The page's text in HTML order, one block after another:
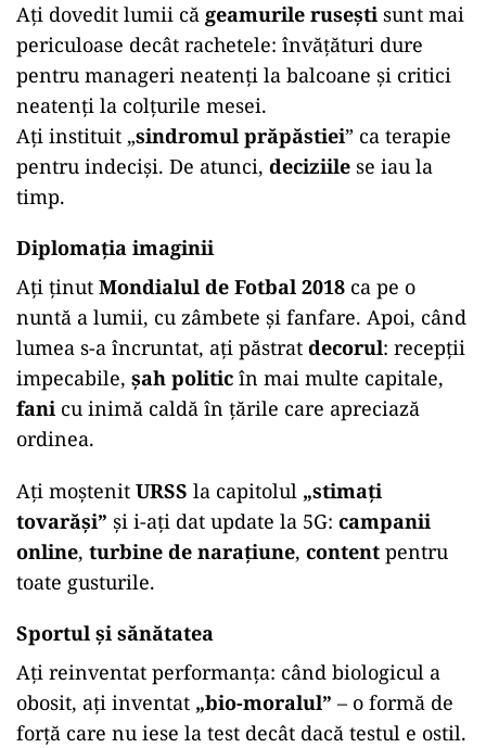
Ați dovedit lumii că geamurile rusești sunt mai
periculoase decât rachetele: învățături dure
pentru manageri neatenți la balcoane și critici
neatenți la colțurile mesei.
Ați instituit „sindromul prăpăstiei” ca terapie
pentru indeciși. De atunci, deciziile se iau la
timp.
Diplomația imaginii
Ați ținut Mondialul de Fotbal 2018 ca pe o
nuntă a lumii, cu zâmbete și fanfare. Apoi, când
lumea s-a încruntat, ați păstrat decorul: recepții
impecabile, șah politic în mai multe capitale,
fani cu inimă caldă în țările care apreciază
ordinea.
Ați moștenit URSS la capitolul „stimați
tovarăși” și i-ați dat update la 5G: campanii
online, turbine de narațiune, content pentru
toate gusturile.
Sportul și sănătatea
Ați reinventat performanța: când biologicul a
obosit, ați inventat „bio-moralul” – o formă de
forță care nu iese la test decât dacă testul e ostil.